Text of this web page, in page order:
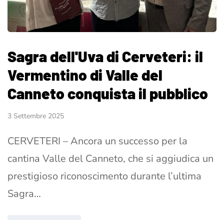
Sagra dell'Uva di Cerveteri: il
Vermentino di Valle del
Canneto conquista il pubblico
3 Settembre 2025
CERVETERI – Ancora un successo per la
cantina Valle del Canneto, che si aggiudica un
prestigioso riconoscimento durante l’ultima
Sagra…